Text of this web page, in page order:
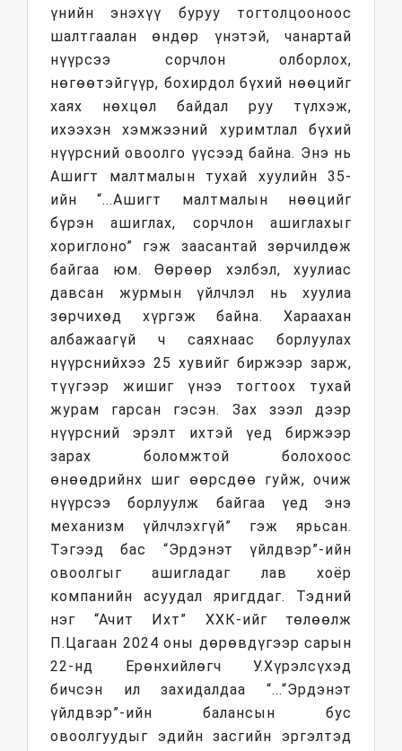
үнийн энэхүү буруу тогтолцооноос
шалтгаалан өндөр үнэтэй, чанартай
нүүрсээ сорчлон олборлох,
нөгөөтэйгүүр, бохирдол бүхий нөөцийг
хаях нөхцөл байдал руу түлхэж,
ихээхэн хэмжээний хуримтлал бүхий
нүүрсний овоолго үүсээд байна. Энэ нь
Ашигт малтмалын тухай хуулийн 35-
ийн “...Ашигт малтмалын нөөцийг
бүрэн ашиглах, сорчлон ашиглахыг
хориглоно” гэж заасантай зөрчилдөж
байгаа юм. Өөрөөр хэлбэл, хуулиас
давсан журмын үйлчлэл нь хуулиа
зөрчихөд хүргэж байна. Хараахан
албажаагүй ч саяхнаас борлуулах
нүүрснийхээ 25 хувийг биржээр зарж,
түүгээр жишиг үнээ тогтоох тухай
журам гарсан гэсэн. Зах зээл дээр
нүүрсний эрэлт ихтэй үед биржээр
зарах боломжтой болохоос
өнөөдрийнх шиг өөрсдөө гуйж, очиж
нүүрсээ борлуулж байгаа үед энэ
механизм үйлчлэхгүй” гэж ярьсан.
Тэгээд бас “Эрдэнэт үйлдвэр”-ийн
овоолгыг ашигладаг лав хоёр
компанийн асуудал яригддаг. Тэдний
нэг “Ачит Ихт” ХХК-ийг төлөөлж
П.Цагаан 2024 оны дөрөвдүгээр сарын
22-нд Ерөнхийлөгч У.Хүрэлсүхэд
бичсэн ил захидалдаа “...“Эрдэнэт
үйлдвэр”-ийн балансын бус
овоолгуудыг эдийн засгийн эргэлтэд